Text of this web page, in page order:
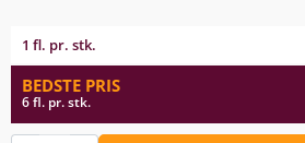
1 fl. pr. stk.
BEDSTE PRIS
6 fl. pr. stk.